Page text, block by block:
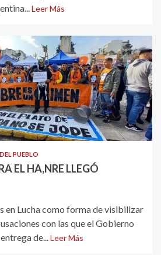
Leer Más
PUEBLO
EL HA,NRE LLEGÓ
en Lucha como forma de visibilizar
con las que el Gobierno
de...Leer Más